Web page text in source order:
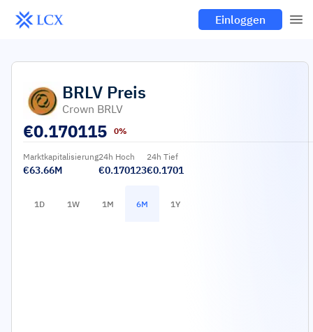
Einloggen
BRLV Preis
Crown BRLV
€0.170115 0%
Marktkapitalisierung
€63.66M
24h Hoch
€0.170123
24h Tief
€0.1701
1D 1W 1M 6M 1Y